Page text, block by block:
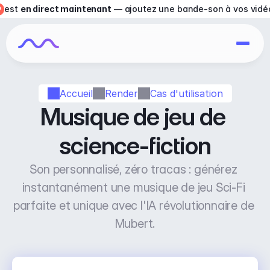
Accueil Render Cas d'utilisation
Musique de jeu de
science-fiction
Son personnalisé, zéro tracas : générez
instantanément une musique de jeu Sci-Fi
parfaite et unique avec l'IA révolutionnaire de
Mubert.
est en direct maintenant — ajoutez une bande-son à vos